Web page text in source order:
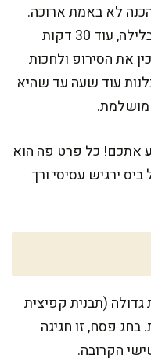
לא באמת ארוכה.
לוקח בערך 15 דקות לערבב את הבלילה, עוד 30 דקות
את הסירופ ולחכות
עוד שעה עד שהיא
מושלמת.
אתכם! כל פרט פה הוא
ירגיש עסיסי ורך
(תבנית קפיצית
אישיות. בחג פסח, זו חגיגה
הקרובה.